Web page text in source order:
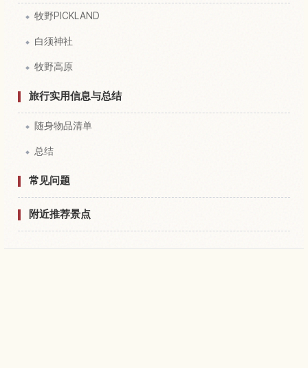
牧野PICKLAND
白须神社
牧野高原
旅行实用信息与总结
随身物品清单
总结
常见问题
附近推荐景点